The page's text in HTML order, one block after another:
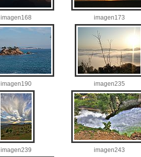
imagen168 imagen173
imagen190 imagen235
imagen239 imagen243